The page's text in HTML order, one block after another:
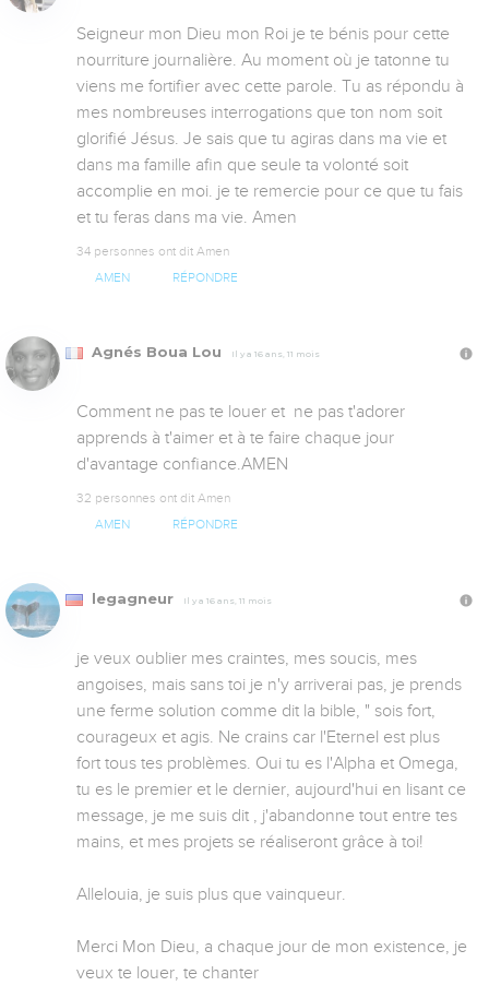
Seigneur mon Dieu mon Roi je te bénis pour cette
nourriture journalière. Au moment où je tatonne tu
viens me fortifier avec cette parole. Tu as répondu à
mes nombreuses interrogations que ton nom soit
glorifié Jésus. Je sais que tu agiras dans ma vie et
dans ma famille afin que seule ta volonté soit
accomplie en moi. je te remercie pour ce que tu fais
et tu feras dans ma vie. Amen
34 personnes ont dit Amen
AMEN RÉPONDRE
Agnés Boua Lou Il y a 16 ans, 11 mois
Comment ne pas te louer et  ne pas t'adorer
apprends à t'aimer et à te faire chaque jour
d'avantage confiance.AMEN
32 personnes ont dit Amen
AMEN RÉPONDRE
legagneur Il y a 16 ans, 11 mois
je veux oublier mes craintes, mes soucis, mes
angoises, mais sans toi je n'y arriverai pas, je prends
une ferme solution comme dit la bible, " sois fort,
courageux et agis. Ne crains car l'Eternel est plus
fort tous tes problèmes. Oui tu es l'Alpha et Omega,
tu es le premier et le dernier, aujourd'hui en lisant ce
message, je me suis dit , j'abandonne tout entre tes
mains, et mes projets se réaliseront grâce à toi!
Allelouia, je suis plus que vainqueur.
Merci Mon Dieu, a chaque jour de mon existence, je
veux te louer, te chanter